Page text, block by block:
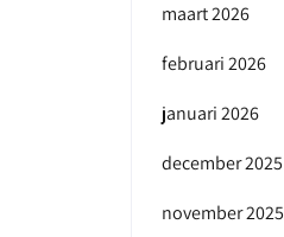
maart 2026
februari 2026
januari 2026
december 2025
november 2025